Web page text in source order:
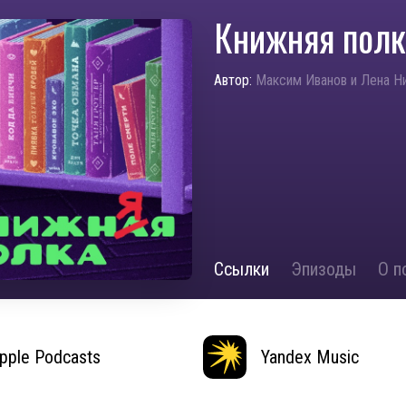
Книжняя
Автор: Максим Иванов и Лена
Ссылки Эпизоды О
Podcasts Yandex Music